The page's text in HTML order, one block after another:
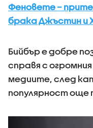
Феновете –
брака Джъстин и
Бийбър е добре
справя с
медиите, след
популярност още